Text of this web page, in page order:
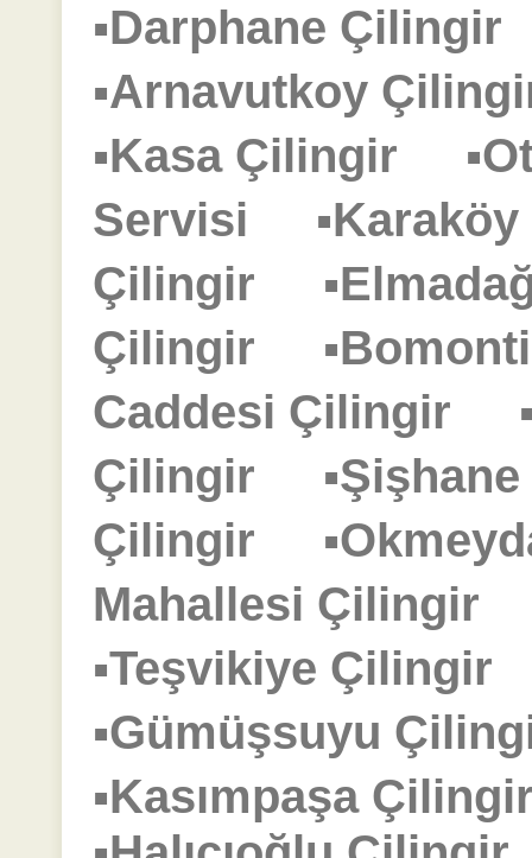
▪Darphane
▪Arnavutkoy
▪Kasa Çilingir
Servisi
Çilingir
Çilingir
Caddesi Çilingir
Çilingir
Çilingir
Mahallesi Çilingir
▪Teşvikiye
▪Gümüşsuyu
▪Kasımpaşa